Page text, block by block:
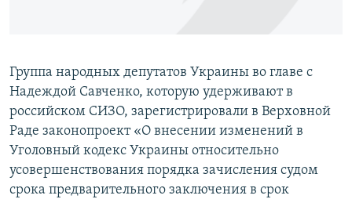
Группа народных депутатов Украины во главе с
Надеждой Савченко, которую удерживают в
российском СИЗО, зарегистрировали в Верховной
Раде законопроект «О внесении изменений в
Уголовный кодекс Украины относительно
усовершенствования порядка зачисления судом
срока предварительного заключения в срок